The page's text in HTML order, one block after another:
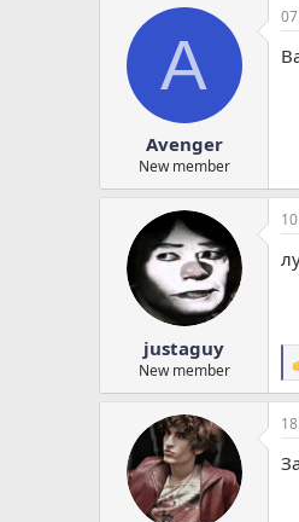
т
а
л
а
A
Avenger
New member
justaguy
New member
Р
е
а
к
и